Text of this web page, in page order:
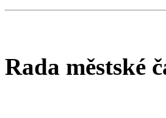
Rada městské